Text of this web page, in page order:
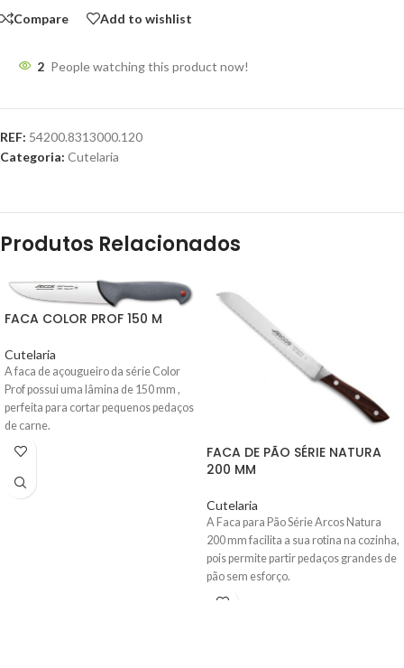
Compare Add to wishlist
2 People watching this product now!
REF: 54200.8313000.120
Categoria: Cutelaria
Produtos Relacionados
FACA COLOR PROF 150 M
Cutelaria
A faca de açougueiro da série Color
Prof possui uma lâmina de 150 mm ,
perfeita para cortar pequenos pedaços
de carne.
FACA DE PÃO SÉRIE NATURA
200 MM
Cutelaria
A Faca para Pão Série Arcos Natura
200 mm facilita a sua rotina na cozinha,
pois permite partir pedaços grandes de
pão sem esforço.